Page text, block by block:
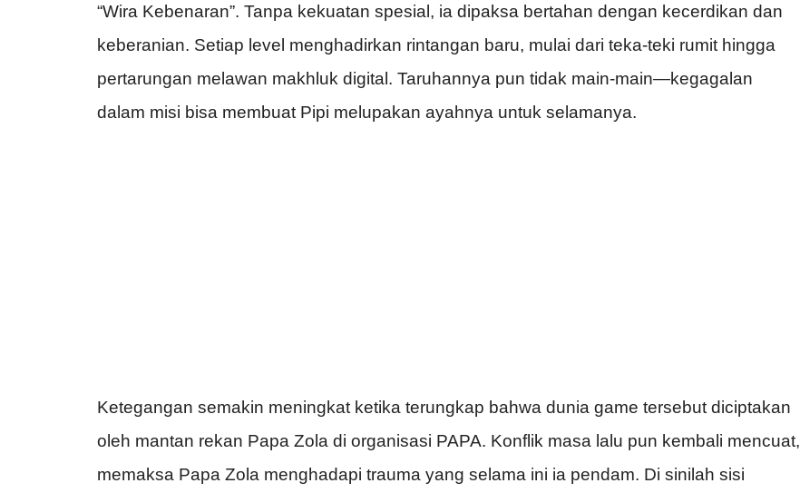
“Wira Kebenaran”. Tanpa kekuatan spesial, ia dipaksa bertahan dengan kecerdikan dan
keberanian. Setiap level menghadirkan rintangan baru, mulai dari teka-teki rumit hingga
pertarungan melawan makhluk digital. Taruhannya pun tidak main-main—kegagalan
dalam misi bisa membuat Pipi melupakan ayahnya untuk selamanya.
Ketegangan semakin meningkat ketika terungkap bahwa dunia game tersebut diciptakan
oleh mantan rekan Papa Zola di organisasi PAPA. Konflik masa lalu pun kembali mencuat,
memaksa Papa Zola menghadapi trauma yang selama ini ia pendam. Di sinilah sisi